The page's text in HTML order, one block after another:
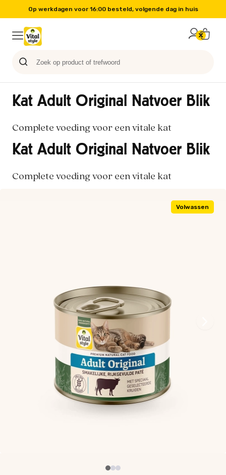
Op werkdagen voor 16:00 besteld, volgende dag in huis
Volwassen
Kat Adult Original Natvoer Blik
Complete voeding voor een vitale kat
Kat Adult Original Natvoer Blik
Complete voeding voor een vitale kat